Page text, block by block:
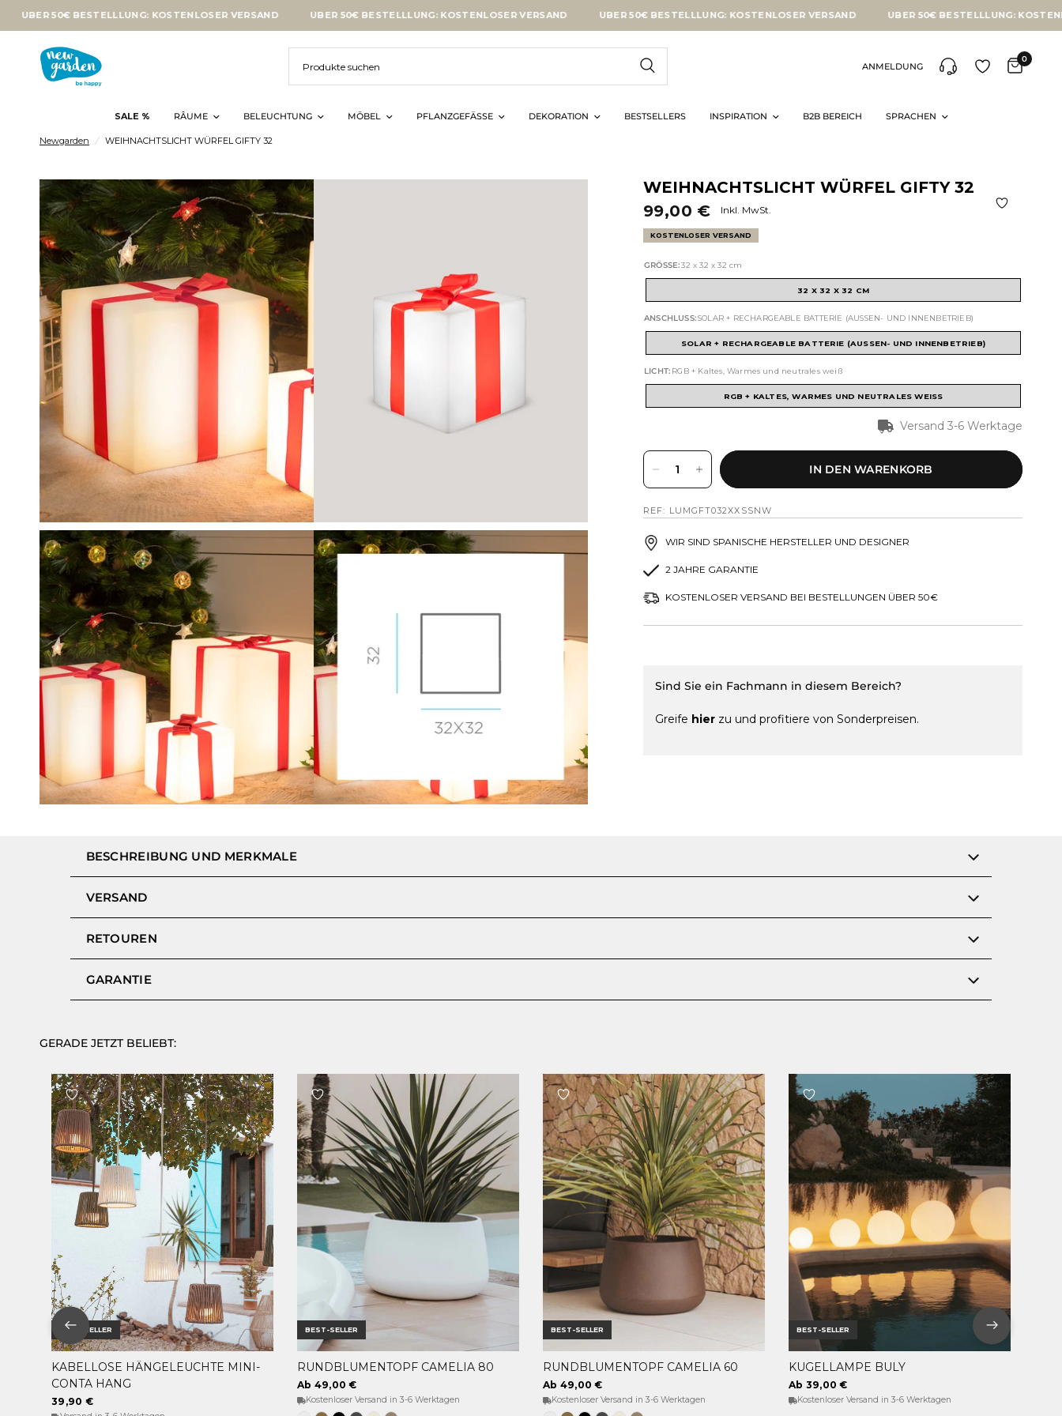
50€ BESTELLLUNG: KOSTENLOSER VERSAND ÜBER 50€ BESTELLLUNG: KOSTENLOSER VERSAND ÜBER 50€ BESTELLLUNG: KOSTENLOSER VERSAND ÜBER 50€ BESTELLLUNG: KOSTENLOSER
SALE % RÂUME BELEUCHTUNG MÖBEL PFLANZGEFÄSSE DEKORATION BESTSELLERS INSPIRATION B2B BEREICH SPRACHEN
ANMELDUNG
0
Newgarden / WEIHNACHTSLICHT WÜRFEL GIFTY 32
WEIHNACHTSLICHT WÜRFEL GIFTY 32
99,00 €
Inkl. MwSt.
KOSTENLOSER VERSAND
GRÖSSE: 32 x 32 x 32 cm
32 X 32 X 32 CM
ANSCHLUSS:SOLAR + RECHARGEABLE BATTERIE (AUSSEN- UND INNENBETRIEB)
SOLAR + RECHARGEABLE BATTERIE (AUSSEN- UND INNENBETRIEB)
LICHT: RGB + Kaltes, Warmes und neutrales weiß
RGB + KALTES, WARMES UND NEUTRALES WEISS
Versand 3-6 Werktage
IN DEN WARENKORB
REF: LUMGFT032XXSSNW
WIR SIND SPANISCHE HERSTELLER UND DESIGNER
2 JAHRE GARANTIE
KOSTENLOSER VERSAND BEI BESTELLUNGEN ÜBER 50€
Sind Sie ein Fachmann in diesem Bereich?
Greife hier zu und profitiere von Sonderpreisen.
BESCHREIBUNG UND MERKMALE
VERSAND
RETOUREN
GARANTIE
GERADE JETZT BELIEBT:
BEST-SELLER
OPTIONEN WÄHLEN
KABELLOSE HÄNGELEUCHTE MINI-
CONTA HANG
39,90 €
BEST-SELLER
OPTIONEN WÄHLEN
RUNDBLUMENTOPF CAMELIA 80
Ab 49,00 €
Kostenloser Versand in 3-6 Werktagen
BEST-SELLER
OPTIONEN WÄHLEN
RUNDBLUMENTOPF CAMELIA 60
Ab 49,00 €
Kostenloser Versand in 3-6 Werktagen
BEST-SELLER
OPTIONEN WÄHLEN
KUGELLAMPE BULY
Ab 39,00 €
Kostenloser Versand in 3-6 Werktagen